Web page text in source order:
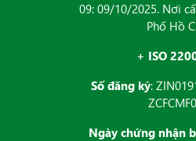
09: 09/10/2025. Nơi
Phố Hồ
+ ISO
Số đăng ký:
Ngày chứng nhận